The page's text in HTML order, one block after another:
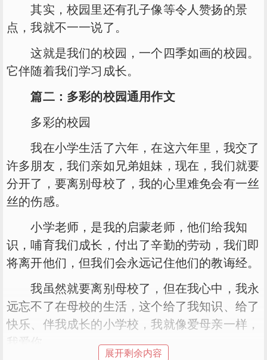
其实，校园里还有孔子像等令人赞扬的景
点，我就不一一说了。
这就是我们的校园，一个四季如画的校园。
它伴随着我们学习成长。
篇二：多彩的校园通用作文
多彩的校园
我在小学生活了六年，在这六年里，我交了
许多朋友，我们亲如兄弟姐妹，现在，我们就要
分开了，要离别母校了，我的心里难免会有一丝
丝的伤感。
小学老师，是我的启蒙老师，他们给我知
识，哺育我们成长，付出了辛勤的劳动，我们即
将离开他们，但我们会永远记住他们的教诲经。
我虽然就要离别母校了，但在我心中，我永
远忘不了在母校的生活，这个给了我知识、给了
快乐、伴我成长的小学校，我就像爱母亲一样，
我爱你。
展开剩余内容